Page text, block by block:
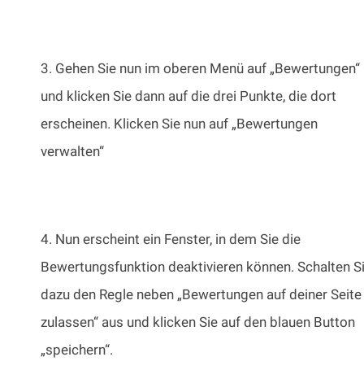
3. Gehen Sie nun im oberen Menü auf „Bewertungen“
und klicken Sie dann auf die drei Punkte, die dort
erscheinen. Klicken Sie nun auf „Bewertungen
verwalten“
4. Nun erscheint ein Fenster, in dem Sie die
Bewertungsfunktion deaktivieren können. Schalten
dazu den Regle neben „Bewertungen auf deiner Seite
zulassen“ aus und klicken Sie auf den blauen Button
„speichern“.